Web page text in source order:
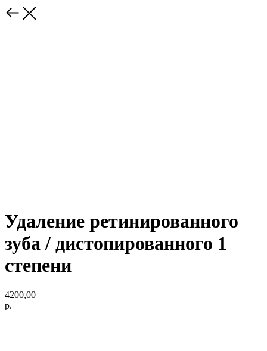
Удаление ретинированного
зуба / дистопированного 1
степени
4200,00
р.